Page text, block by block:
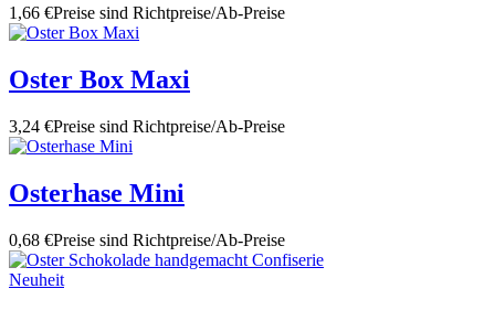
1,66 €Preise sind Richtpreise/Ab-Preise
Oster Box Maxi
3,24 €Preise sind Richtpreise/Ab-Preise
Osterhase Mini
0,68 €Preise sind Richtpreise/Ab-Preise
Neuheit